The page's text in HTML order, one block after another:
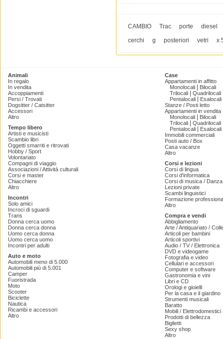
CAMBIO Trac porte
diesel
cerchi
g posteriori vetri x
Animali
In regalo
In vendita
Accoppiamenti
Persi / Trovati
Dogsitter / Catsitter
Accessori
Altro
Tempo libero
Artisti e musicisti
Scambio libri
Oggetti smarriti e ritrovati
Hobby / Sport
Volontariato
Compagni di viaggio
Associazioni / Attività culturali
Corsi e master
Chiacchiere
Altro
Incontri
Solo amici
Incroci di sguardi
Trans
Donna cerca uomo
Donna cerca donna
Uomo cerca donna
Uomo cerca uomo
Incontri per adulti
Auto e moto
Automobili meno di 5.000
Automobili più di 5.001
Camper
Fuoristrada
Moto
Scooter
Biciclette
Nautica
Ricambi e accessori
Altro
Case
Appartamenti in affitto
Monolocali
Bilocali
Trilocali
Quadrilocali
Pentalocali
Esalocali
Stanze / Posti letto
Appartamenti in vendita
Monolocali
Bilocali
Trilocali
Quadrilocali
Pentalocali
Esalocali
Immobili commerciali
Posti auto / Box
Casa vacanze
Altro
Corsi e lezioni
Corsi di lingua
Corsi d'informatica
Corsi di musica /
Lezioni private
Scambi linguistici
Formazione
Altro
Compra e vendi
Abbigliamento
Arte / Antiquariato /
Articoli per bambini
Articoli sportivi
Audio / TV / Elettronica
DVD e videogame
Fotografia e video
Cellulari e accessori
Computer e software
Gastronomia e vini
Libri e CD
Orologi e gioielli
Per la casa e il giardino
Strumenti musicali
Baratto
Mobili / Elettrodomestici
Prodotti di bellezza
Biglietti
Sexy shop
Altro